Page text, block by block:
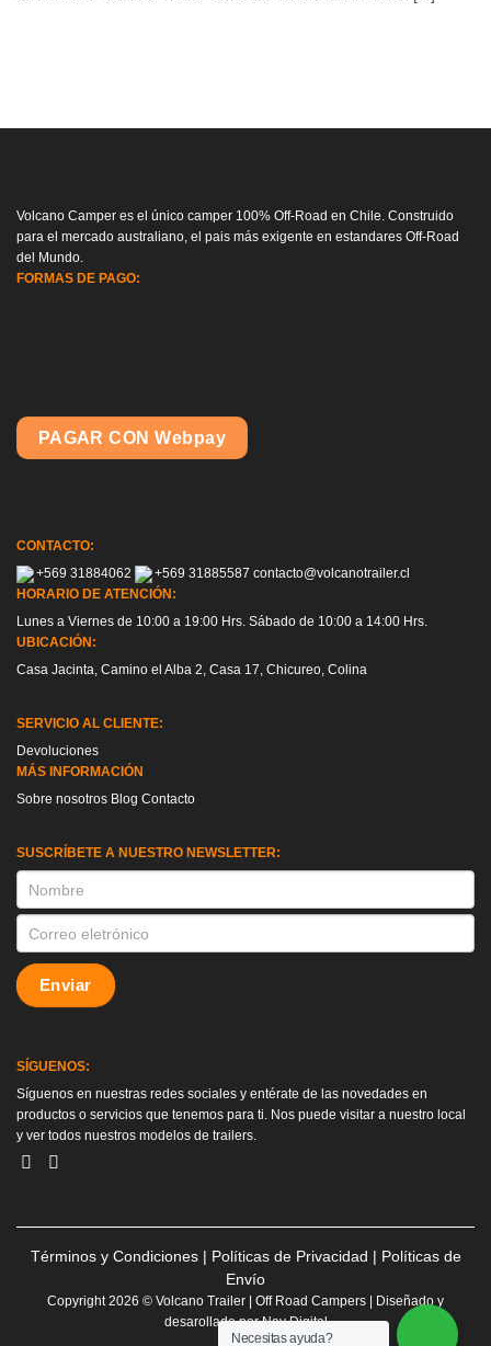
Volcano Camper es el único camper 100% Off-Road en Chile. Construido
para el mercado australiano, el pais más exigente en estandares Off-Road
del Mundo.
FORMAS DE PAGO:
PAGAR CON Webpay
CONTACTO:
+569 31884062
+569 31885587 contacto@volcanotrailer.cl
HORARIO DE ATENCIÓN:
Lunes a Viernes de 10:00 a 19:00 Hrs. Sábado de 10:00 a 14:00 Hrs.
UBICACIÓN:
Casa Jacinta, Camino el Alba 2, Casa 17, Chicureo, Colina
SERVICIO AL CLIENTE:
Devoluciones
MÁS INFORMACIÓN
Sobre nosotros Blog Contacto
SUSCRÍBETE A NUESTRO NEWSLETTER:
SUSCRIPCION
Enviar
SÍGUENOS:
Síguenos en nuestras redes sociales y entérate de las novedades en
productos o servicios que tenemos para ti. Nos puede visitar a nuestro local
y ver todos nuestros modelos de trailers.
Términos y Condiciones| Políticas de Privacidad
Políticas de
Envío
Copyright 2026 © Volcano Trailer | Off Road Campers | Diseñado y
desarollado porNav Digital
Necesitas ayuda?